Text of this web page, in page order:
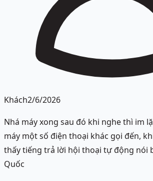
Khách2/6/2026
Nhá máy xong sau đó khi nghe thì im
máy một số điện thoại khác gọi đến,
thấy tiếng trả lời hội thoại tự động nói
Quốc